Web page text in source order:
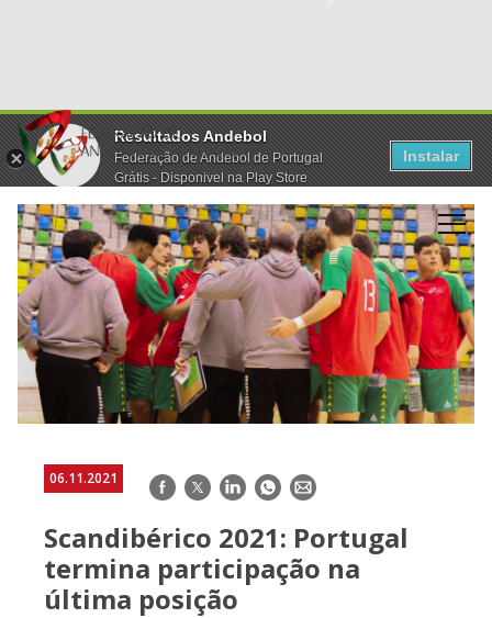
Resultados Andebol
Federação de Andebol de Portugal
Grátis - Disponivel na Play Store
Instalar
06.11.2021 Facebook
TwitterLinkedInWhatsApp
E-
Scandibérico 2021: Portugal
termina participação na
última posição